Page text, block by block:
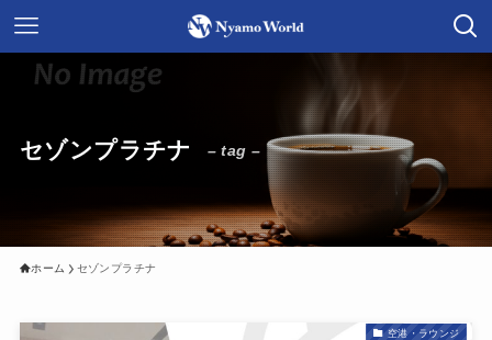
セゾンプラチナ – tag –
ホーム セゾンプラチナ
空港・ラウンジ